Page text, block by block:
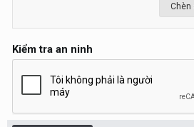
Chèn
Kiểm tra an ninh